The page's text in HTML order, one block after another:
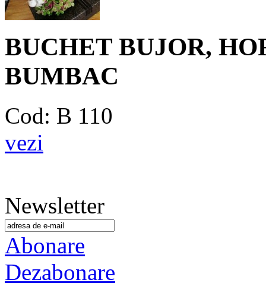
BUCHET BUJOR,
BUMBAC
Cod: B 110
vezi
Newsletter
Abonare
Dezabonare